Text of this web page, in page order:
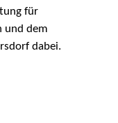
für
und dem
dabei.